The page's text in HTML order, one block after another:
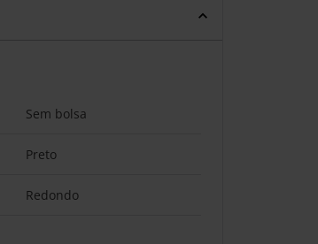
Sem bolsa
Preto
Redondo